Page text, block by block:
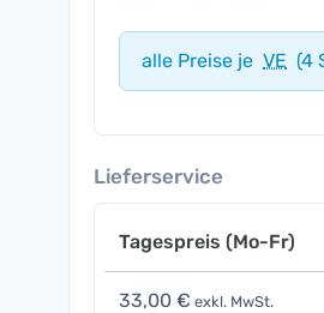
alle Preise je VE (4
Lieferservice
Tagespreis (Mo-Fr)
33,00 € exkl. MwSt.